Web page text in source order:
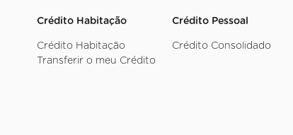
Crédito Habitação
Crédito Habitação
Transferir o meu Crédito
Crédito Pessoal
Crédito Consolidado